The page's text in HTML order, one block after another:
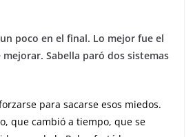
poco en el final. Lo mejor fue el
Sabella paró dos sistemas
para sacarse esos miedos.
que cambió a tiempo, que se